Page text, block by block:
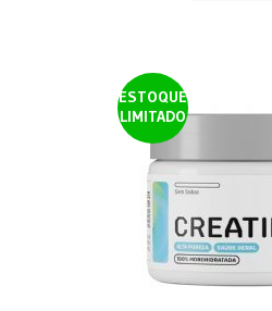
ESTOQUE
LIMITADO